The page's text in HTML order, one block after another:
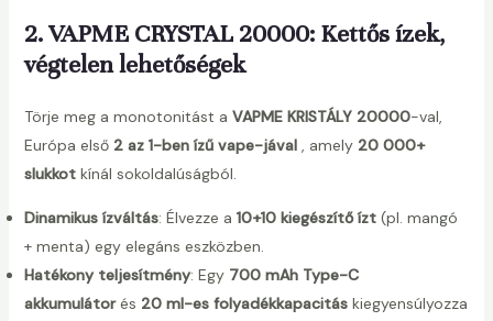
2. VAPME CRYSTAL 20000: Kettős ízek,
végtelen lehetőségek
Törje meg a monotonitást a VAPME KRISTÁLY 20000-val,
Európa első 2 az 1-ben ízű vape-jával, amely 20 000+
slukkotkínál sokoldalúságból.
Dinamikus ízváltás: Élvezze a 10+10 kiegészítő ízt(pl. mangó
+ menta) egy elegáns eszközben.
Hatékony teljesítmény: Egy 700 mAh Type-C
akkumulátorés 20 ml-es folyadékkapacitáskiegyensúlyozza